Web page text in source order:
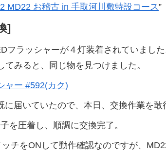
MD22 お稽古 in 手取河川敷特設コース”
]
ラッシャーが４灯装着されていました
みると、同じ物を見つけました。
ャー #592(カク)
届いていたので、本日、交換作業を敢
を圧着し、順調に交換完了。
チをONして動作確認なのですが、